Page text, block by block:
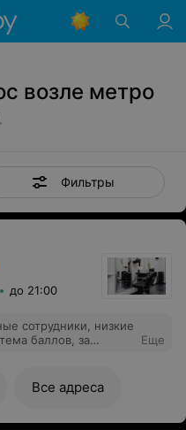
возле метро
Фильтры
до 21:00
сотрудники, низкие
баллов, за
Ольгу! Очень
Еще
Все адреса